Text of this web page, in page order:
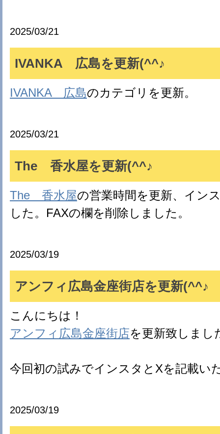
2025/03/21
IVANKA 広島を更新(^^♪
IVANKA 広島のカテゴリを更新。
2025/03/21
The 香水屋を更新(^^♪
The 香水屋の営業時間を更新、イン
した。FAXの欄を削除しました。
2025/03/19
アンフィ広島金座街店を更新(^^♪
こんにちは！
アンフィ広島金座街店を更新致しまし
今回初の試みでインスタとXを記載い
2025/03/19